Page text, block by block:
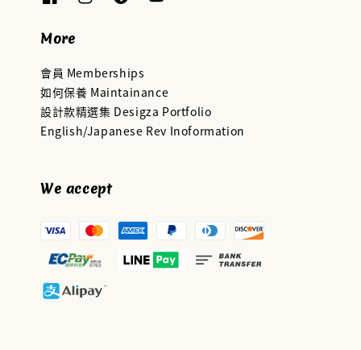
More
會員 Memberships
如何保養 Maintainance
設計款精選集 Desigza Portfolio
English/Japanese Rev Inoformation
We accept